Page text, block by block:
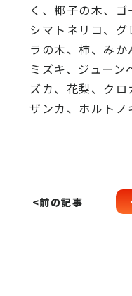
く、椰子の木、 ゴ
シマトネリコ、 グ
ラの木、柿、みか
ミズキ、ジュー
ズカ、 花梨、クロ
ザンカ、ホルトノ
<前の記事